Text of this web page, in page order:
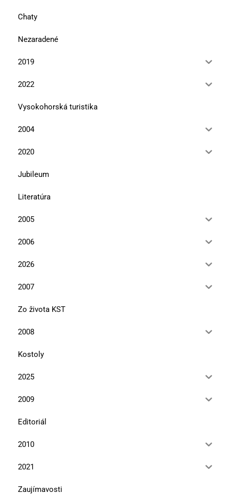
Chaty
Nezaradené
2019
2022
Vysokohorská turistika
2004
2020
Jubileum
Literatúra
2005
2006
2026
2007
Zo života KST
2008
Kostoly
2025
2009
Editoriál
2010
2021
Zaujímavosti